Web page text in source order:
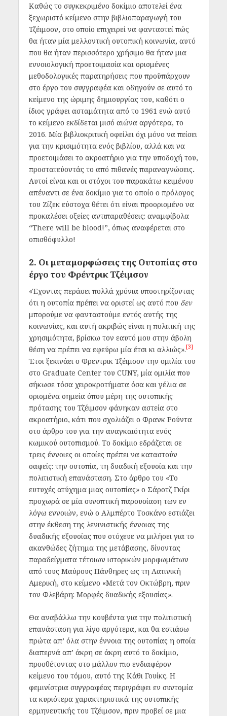
Καθώς το συγκεκριμένο δοκίμιο αποτελεί ένα
ξεχωριστό κείμενο στην βιβλιοπαραγωγή του
Τζέιμσον, στο οποίο επιχειρεί να φανταστεί πώς
θα ήταν μία μελλοντική ουτοπική κοινωνία, αυτό
που θα ήταν περισσότερο χρήσιμο θα ήταν μια
εννοιολογική προετοιμασία και ορισμένες
μεθοδολογικές παρατηρήσεις που προϋπάρχουν
στο έργο του συγγραφέα και οδηγούν σε αυτό το
κείμενο της ώριμης δημιουργίας του, καθότι ο
ίδιος γράφει ασταμάτητα από το 1961 ενώ αυτό
το κείμενο εκδίδεται μισό αιώνα αργότερα, το
2016. Μία βιβλιοκριτική οφείλει όχι μόνο να πείσει
για την κρισιμότητα ενός βιβλίου, αλλά και να
προετοιμάσει το ακροατήριο για την υποδοχή του,
προστατεύοντάς το από πιθανές παραναγνώσεις.
Αυτοί είναι και οι στόχοι του παρακάτω κειμένου
απέναντι σε ένα δοκίμιο για το οποίο ο πρόλογος
του Ζίζεκ εύστοχα θέτει ότι είναι προορισμένο να
προκαλέσει οξείες αντιπαραθέσεις: αναμφίβολα
“There will be blood!”, όπως αναφέρεται στο
οπισθόφυλλο!
2. Οι μεταμορφώσεις της Ουτοπίας στο
έργο του Φρέντρικ Τζέιμσον
«Έχοντας περάσει πολλά χρόνια υποστηρίζοντας
ότι η ουτοπία πρέπει να οριστεί ως αυτό που δεν
μπορούμε να φανταστούμε εντός αυτής της
κοινωνίας, και αυτή ακριβώς είναι η πολιτική της
χρησιμότητα, βρίσκω τον εαυτό μου στην άβολη
θέση να πρέπει να εφεύρω μία έτσι κι αλλιώς».[3]
Έτσι ξεκινάει ο Φρεντρικ Τζέιμσον την ομιλία του
στο Graduate Center του CUNY, μία ομιλία που
σήκωσε τόσα χειροκροτήματα όσα και γέλια σε
ορισμένα σημεία όπου μέρη της ουτοπικής
πρότασης του Τζέιμσον φάνηκαν αστεία στο
ακροατήριο, κάτι που σχολιάζει ο Φρανκ Ρούντα
στο άρθρο του για την αναγκαιότητα ενός
κωμικού ουτοπισμού. Το δοκίμιο εδράζεται σε
τρεις έννοιες οι οποίες πρέπει να καταστούν
σαφείς: την ουτοπία, τη δυαδική εξουσία και την
πολιτιστική επανάσταση. Στο άρθρο του «Το
ευτυχές ατύχημα μιας ουτοπίας» ο Σάροτζ Γκίρι
προχωρά σε μία συνοπτική παρουσίαση των εν
λόγω εννοιών, ενώ ο Αλμπέρτο Τοσκάνο εστιάζει
στην έκθεση της λενινιστικής έννοιας της
δυαδικής εξουσίας που στόχευε να μιλήσει για το
ακανθώδες ζήτημα της μετάβασης, δίνοντας
παραδείγματα τέτοιων ιστορικών μορφωμάτων
από τους Μαύρους Πάνθηρες ως τη Λατινική
Αμερική, στο κείμενο «Μετά τον Οκτώβρη, πριν
τον Φλεβάρη: Μορφές δυαδικής εξουσίας».
Θα αναβάλλω την κουβέντα για την πολιτιστική
επανάσταση για λίγο αργότερα, και θα εστιάσω
πρώτα απ’ όλα στην έννοια της ουτοπίας η οποία
διαπερνά απ’ άκρη σε άκρη αυτό το δοκίμιο,
προσθέτοντας στο μάλλον πιο ενδιαφέρον
κείμενο του τόμου, αυτό της Κάθι Γουίκς. Η
φεμινίστρια συγγραφέας περιγράφει εν συντομία
τα κυριότερα χαρακτηριστικά της ουτοπικής
ερμηνευτικής του Τζέιμσον, πριν προβεί σε μια